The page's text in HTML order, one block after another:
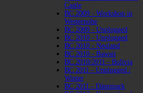
Castle
BC 2009 - Workshop in
Westernohe
BC 2009 - Unplugged
BC 2010 - Unplugged
BC 2010 - Neuland
BC 2010 - Bawaii
BC 2010/2011 - Bolivia
BC 2011 - Unplugged /
Winter
BC 2011 - Dänemark